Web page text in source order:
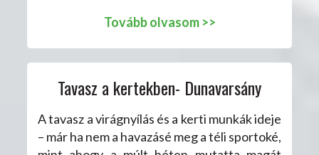
Tovább olvasom >>
Tavasz a kertekben- Dunavarsány
A tavasz a virágnyílás és a kerti munkák ideje
– már ha nem a havazásé meg a téli sportoké,